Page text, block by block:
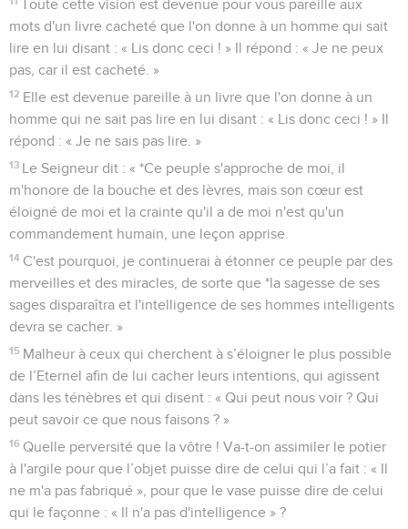
Toute cette vision est devenue pour vous pareille aux
mots d'un livre cacheté que l'on donne à un homme qui sait
lire en lui disant : « Lis donc ceci ! » Il répond : « Je ne peux
pas, car il est cacheté. »
12 Elle est devenue pareille à un livre que l'on donne à un
homme qui ne sait pas lire en lui disant : « Lis donc ceci ! » Il
répond : « Je ne sais pas lire. »
13 Le Seigneur dit : « *Ce peuple s'approche de moi, il
m'honore de la bouche et des lèvres, mais son cœur est
éloigné de moi et la crainte qu'il a de moi n'est qu'un
commandement humain, une leçon apprise.
14 C'est pourquoi, je continuerai à étonner ce peuple par des
merveilles et des miracles, de sorte que *la sagesse de ses
sages disparaîtra et l'intelligence de ses hommes intelligents
devra se cacher. »
15 Malheur à ceux qui cherchent à s’éloigner le plus possible
de l’Eternel afin de lui cacher leurs intentions, qui agissent
dans les ténèbres et qui disent : « Qui peut nous voir ? Qui
peut savoir ce que nous faisons ? »
16 Quelle perversité que la vôtre ! Va-t-on assimiler le potier
à l'argile pour que l’objet puisse dire de celui qui l’a fait : « Il
ne m'a pas fabriqué », pour que le vase puisse dire de celui
qui le façonne : « Il n'a pas d'intelligence » ?